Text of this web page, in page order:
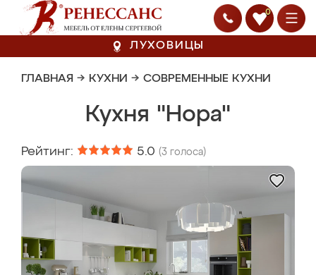
0
ЛУХОВИЦЫ
ГЛАВНАЯ → КУХНИ → СОВРЕМЕННЫЕ КУХНИ
Кухня "Нора"
Рейтинг: 5.0 (3 голоса)